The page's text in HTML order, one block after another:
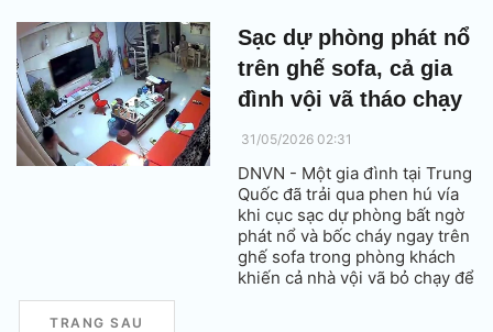
xóm sau đó đã giúp hai bố con
thoát khỏi tình huống nguy
hiểm.
Sạc dự phòng phát nổ
trên ghế sofa, cả gia
đình vội vã tháo chạy
31/05/2026 02:31
DNVN - Một gia đình tại Trung
Quốc đã trải qua phen hú vía
khi cục sạc dự phòng bất ngờ
phát nổ và bốc cháy ngay trên
ghế sofa trong phòng khách
khiến cả nhà vội vã bỏ chạy để
TRANG SAU